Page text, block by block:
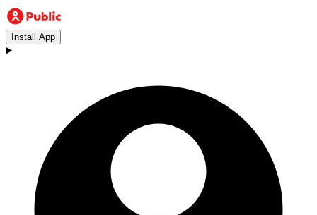
Install App